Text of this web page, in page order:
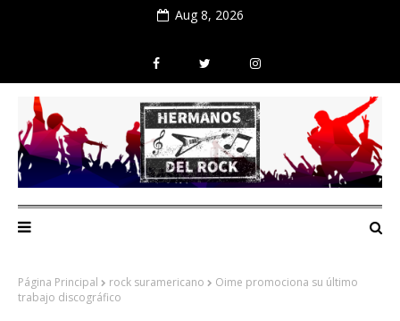
Aug 8, 2026
Página Principal rock suramericano
Oime promociona su último
trabajo discográfico